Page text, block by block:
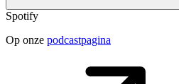
Spotify
Op onze podcastpagina